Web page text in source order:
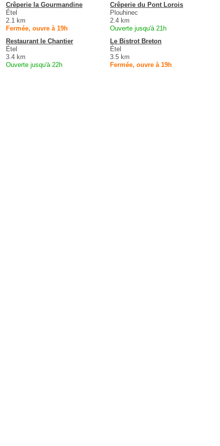
Crêperie la Gourmandine
Étel
2.1 km
Fermée, ouvre à 19h
Crêperie du Pont Lorois
Plouhinec
2.4 km
Ouverte jusqu'à 21h
Restaurant le Chantier
Étel
3.4 km
Ouverte jusqu'à 22h
Le Bistrot Breton
Étel
3.5 km
Fermée, ouvre à 19h